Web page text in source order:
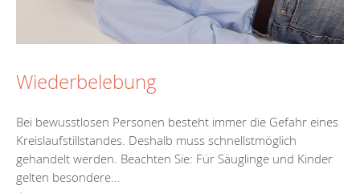
Wiederbelebung
Bei bewusstlosen Personen besteht immer die Gefahr eines
Kreislaufstillstandes. Deshalb muss schnellstmöglich
gehandelt werden. Beachten Sie: Für Säuglinge und Kinder
gelten besondere...